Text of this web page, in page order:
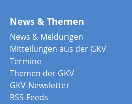
News & Themen
News & Meldungen
Mitteilungen aus der GKV
Termine
Themen der GKV
GKV-Newsletter
RSS-Feeds